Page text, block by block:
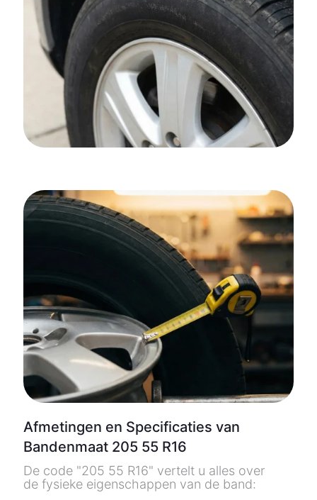
Afmetingen en Specificaties van
Bandenmaat 205 55 R16
De code "205 55 R16" vertelt u alles over
de fysieke eigenschappen van de band: